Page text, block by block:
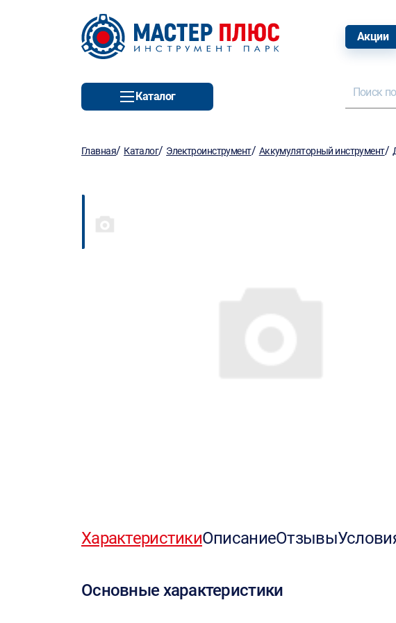
Акции
Каталог
Главная/ Каталог/ Электроинструмент/ Аккумуляторный инструмент/
ХарактеристикиОписаниеОтзывы
Основные характеристики